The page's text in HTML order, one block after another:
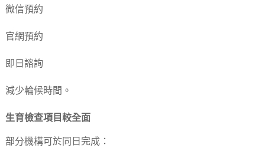
微信預約
官網預約
即日諮詢
減少輪候時間。
生育檢查項目較全面
部分機構可於同日完成：